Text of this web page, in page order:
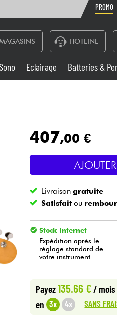
PROMO
HOTLINE
Belgique
België
Nederland
Sono
Vents
Câbles & Access.
Sono Eclairage Batteries &
407,00 €
Livraisongratuite
Satisfaitou
Stock Internet
Expédition après le
réglage standard de
votre instrument
Payez135.66 €/ mois
en 3x 4x SANS